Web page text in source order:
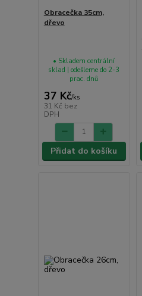
Obracečka 35cm,
dřevo
37 Kč/ks
31 Kč bez
DPH
• Skladem centrální
sklad | odešleme do 2-3
prac. dnů
Přidat do košíku